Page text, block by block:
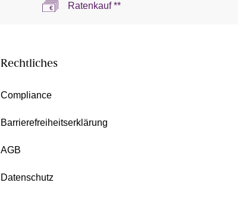
Ratenkauf **
Rechtliches
Compliance
Barrierefreiheitserklärung
AGB
Datenschutz